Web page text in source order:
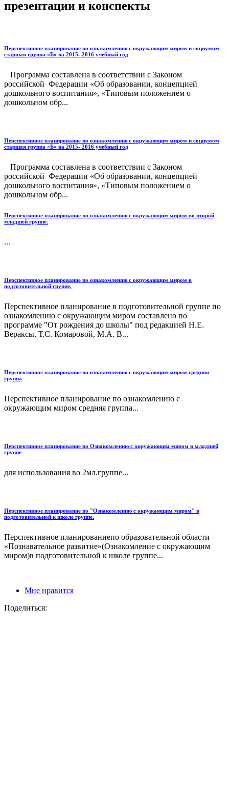
презентации и конспекты
Перспективное планирование по ознакомлению с окружающим миром и социумом
старшая группа «Б» на 2015- 2016 учебный год
Программа составлена в соответствии с Законом
российской Федерации «Об образовании, концепцией
дошкольного воспитания», «Типовым положением о
дошкольном обр...
Перспективное планирование по ознакомлению с окружающим миром и социумом
старшая группа «Б» на 2015- 2016 учебный год
Программа составлена в соответствии с Законом
российской Федерации «Об образовании, концепцией
дошкольного воспитания», «Типовым положением о
дошкольном обр...
Перспективное планирование по ознакомлению с окружающим миром во второй
младшей группе.
...
Перспективное планирование по ознакомлению с окружающим миром в
подготовительной группе.
Перспективное планирование в подготовительной группе по
ознакомлению с окружающим миром составлено по
программе "От рождения до школы" под редакцией Н.Е.
Вераксы, Т.С. Комаровой, М.А. В...
Перспективное планирование по ознакомлению с окружающим миром средняя
группа
Перспективное планирование по ознакомлению с
окружающим миром средняя группа...
Перспективное планирование по Ознакомлению с окружающим миром в младшей
группе
для использования во 2мл.группе...
Перспективное планирование по "Ознакомлению с окружающим миром" в
подготовительной к школе группе.
Перспективное планированиепо образовательной области
«Познавательное развитие»(Ознакомление с окружающим
миром)в подготовительной к школе группе...
Мне нравится
Поделиться: